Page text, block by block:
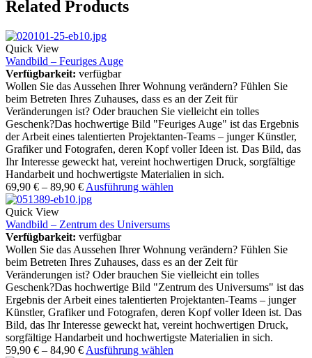
Related Products
Quick View
Wandbild – Feuriges Auge
Verfügbarkeit: verfügbar
Wollen Sie das Aussehen Ihrer Wohnung verändern? Fühlen Sie
beim Betreten Ihres Zuhauses, dass es an der Zeit für
Veränderungen ist? Oder brauchen Sie vielleicht ein tolles
Geschenk?Das hochwertige Bild "Feuriges Auge" ist das Ergebnis
der Arbeit eines talentierten Projektanten-Teams – junger Künstler,
Grafiker und Fotografen, deren Kopf voller Ideen ist. Das Bild, das
Ihr Interesse geweckt hat, vereint hochwertigen Druck, sorgfältige
Handarbeit und hochwertigste Materialien in sich.
69,90 € – 89,90 € Ausführung wählen
Quick View
Wandbild – Zentrum des Universums
Verfügbarkeit: verfügbar
Wollen Sie das Aussehen Ihrer Wohnung verändern? Fühlen Sie
beim Betreten Ihres Zuhauses, dass es an der Zeit für
Veränderungen ist? Oder brauchen Sie vielleicht ein tolles
Geschenk?Das hochwertige Bild "Zentrum des Universums" ist das
Ergebnis der Arbeit eines talentierten Projektanten-Teams – junger
Künstler, Grafiker und Fotografen, deren Kopf voller Ideen ist. Das
Bild, das Ihr Interesse geweckt hat, vereint hochwertigen Druck,
sorgfältige Handarbeit und hochwertigste Materialien in sich.
59,90 € – 84,90 € Ausführung wählen